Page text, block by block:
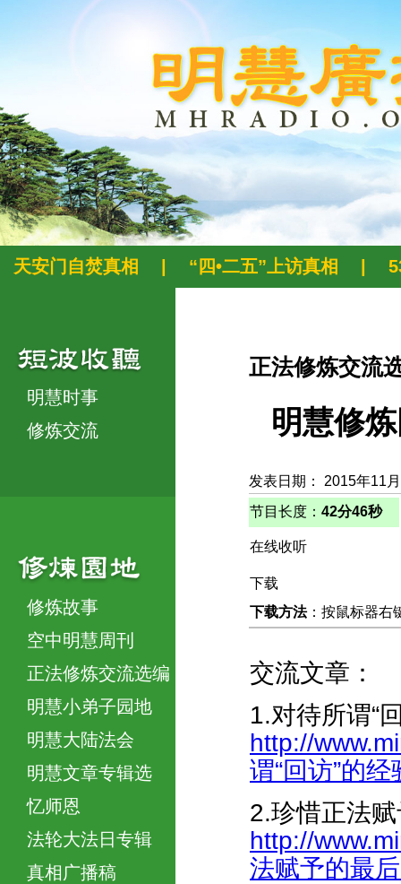
天安门自焚真相 “四•二五”上访真相
明慧时事
修炼交流
修炼故事
空中明慧周刊
正法修炼交流选编
明慧小弟子园地
明慧大陆法会
明慧文章专辑选
忆师恩
法轮大法日专辑
真相广播稿
正法修炼交流
明慧修
发表日期： 2015年11
节目长度： 42分46秒
在线收听
下载
下载方法：按鼠标器右
交流文章：
1.对待所谓“
http://
谓“回访”的
2.珍惜正法
http://
法赋予的最